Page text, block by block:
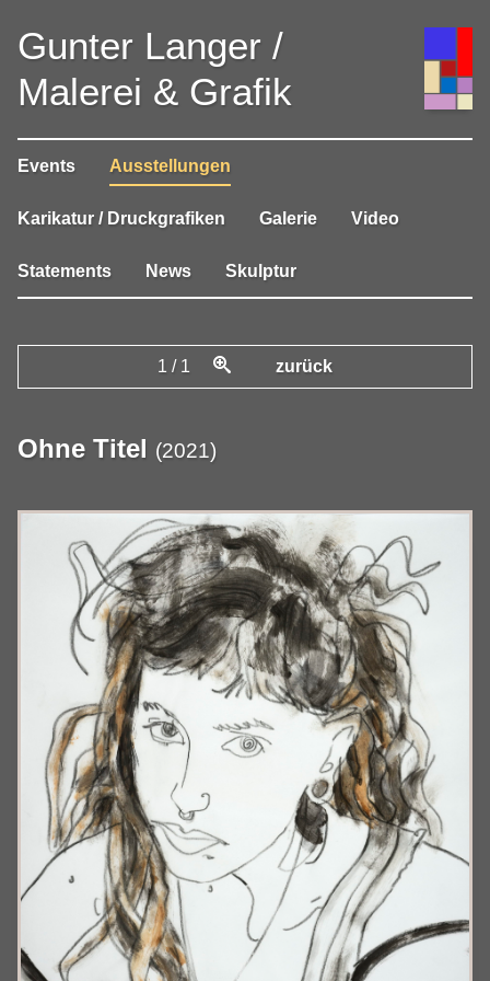
Gunter Langer /
Malerei & Grafik
Events Ausstellungen
Karikatur / Druckgrafiken Galerie Video
Statements News Skulptur
1 / 1 zurück
Ohne Titel (2021)